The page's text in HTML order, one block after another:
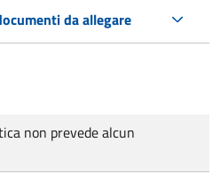
da allegare
non prevede alcun